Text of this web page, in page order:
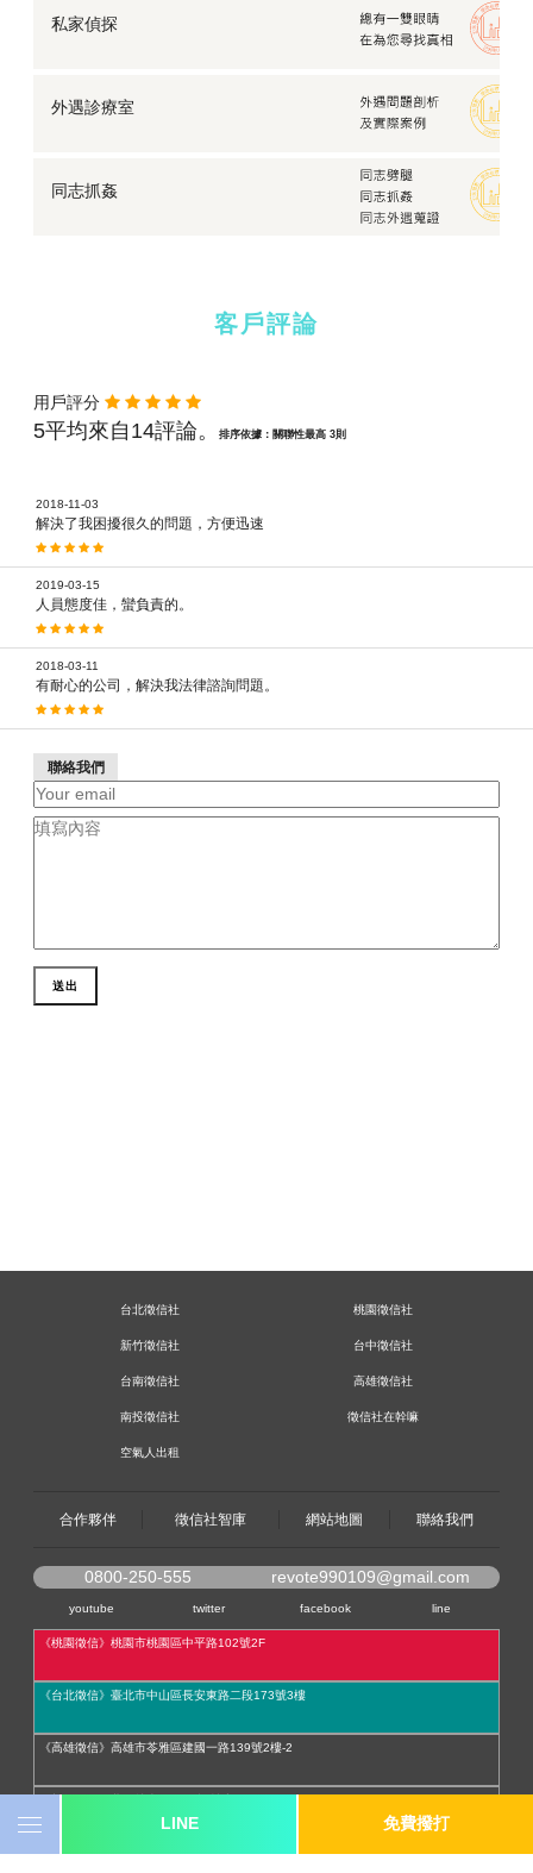
私家偵探
外遇診療室
同志抓姦
客戶評論
用戶評分
5平均來自14評論。 排序依據：關聯性最高 3則
2018-11-03
解決了我困擾很久的問題，方便迅速
2019-03-15
人員態度佳，蠻負責的。
2018-03-11
有耐心的公司，解決我法律諮詢問題。
聯絡我們
送出
LINE 免費撥打
台北徵信社 桃園徵信社
新竹徵信社 台中徵信社
台南徵信社 高雄徵信社
南投徵信社 徵信社在幹嘛
空氣人出租
合作夥伴 徵信社智庫 網站地圖 聯絡我們
0800-250-555 revote990109@gmail.com
youtube twitter facebook line
《桃園徵信》桃園市桃園區中平路102號2F
《台北徵信》臺北市中山區長安東路二段173號3樓
《高雄徵信》高雄市苓雅區建國一路139號2樓-2
《台中徵信》台中市西區台灣大道一段726號三樓之1